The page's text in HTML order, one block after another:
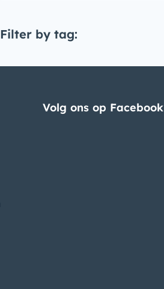
Filter by tag:
Volg ons op Facebook